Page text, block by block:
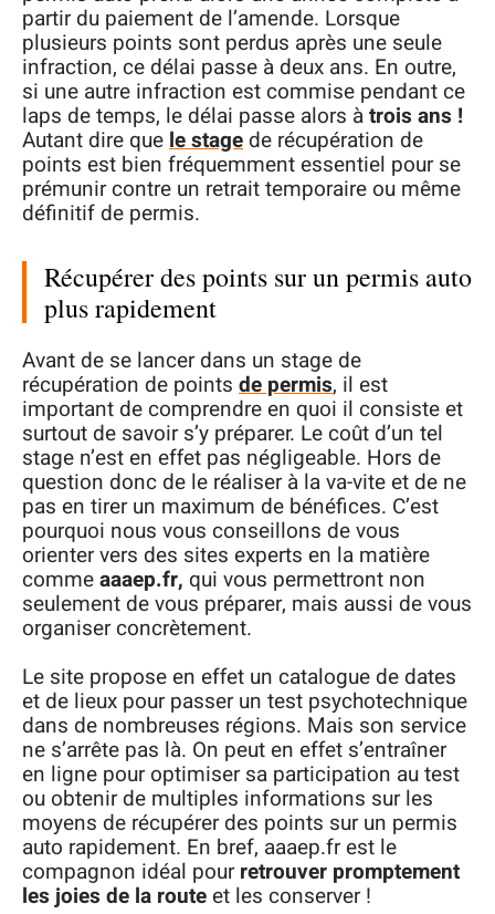
partir du paiement de l’amende. Lorsque
plusieurs points sont perdus après une seule
infraction, ce délai passe à deux ans. En outre,
si une autre infraction est commise pendant ce
laps de temps, le délai passe alors àtrois ans !
Autant dire quele stage de récupération de
points est bien fréquemment essentiel pour se
prémunir contre un retrait temporaire ou même
définitif de permis.
Récupérer des points sur un permis auto
plus rapidement
Avant de se lancer dans un stage de
récupération de points de permis, il est
important de comprendre en quoi il consiste et
surtout de savoir s’y préparer. Le coût d’un tel
stage n’est en effet pas négligeable. Hors de
question donc de le réaliser à la va-vite et de ne
pas en tirer un maximum de bénéfices. C’est
pourquoi nous vous conseillons de vous
orienter vers des sites experts en la matière
commeaaaep.fr, qui vous permettront non
seulement de vous préparer, mais aussi de vous
organiser concrètement.
Le site propose en effet un catalogue de dates
et de lieux pour passer un test psychotechnique
dans de nombreuses régions. Mais son service
ne s’arrête pas là. On peut en effet s’entraîner
en ligne pour optimiser sa participation au test
ou obtenir de multiples informations sur les
moyens de récupérer des points sur un permis
auto rapidement. En bref, aaaep.fr est le
compagnon idéal pourretrouver promptement
les joies de la routeet les conserver !